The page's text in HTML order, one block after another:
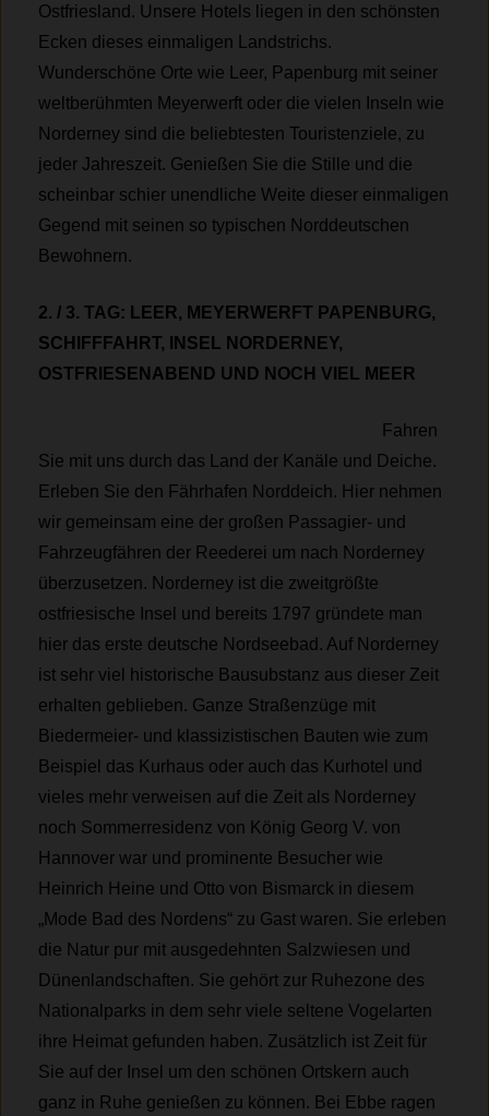
Ostfriesland. Unsere Hotels liegen in den schönsten
Ecken dieses einmaligen Landstrichs.
Wunderschöne Orte wie Leer, Papenburg mit seiner
weltberühmten Meyerwerft oder die vielen Inseln wie
Norderney sind die beliebtesten Touristenziele, zu
jeder Jahreszeit. Genießen Sie die Stille und die
scheinbar schier unendliche Weite dieser einmaligen
Gegend mit seinen so typischen Norddeutschen
Bewohnern.
2. / 3. TAG: LEER, MEYERWERFT PAPENBURG,
SCHIFFFAHRT, INSEL NORDERNEY,
OSTFRIESENABEND UND NOCH VIEL MEER
Fahren
Sie mit uns durch das Land der Kanäle und Deiche.
Erleben Sie den Fährhafen Norddeich. Hier nehmen
wir gemeinsam eine der großen Passagier- und
Fahrzeugfähren der Reederei um nach Norderney
überzusetzen. Norderney ist die zweitgrößte
ostfriesische Insel und bereits 1797 gründete man
hier das erste deutsche Nordseebad. Auf Norderney
ist sehr viel historische Bausubstanz aus dieser Zeit
erhalten geblieben. Ganze Straßenzüge mit
Biedermeier- und klassizistischen Bauten wie zum
Beispiel das Kurhaus oder auch das Kurhotel und
vieles mehr verweisen auf die Zeit als Norderney
noch Sommerresidenz von König Georg V. von
Hannover war und prominente Besucher wie
Heinrich Heine und Otto von Bismarck in diesem
„Mode Bad des Nordens“ zu Gast waren. Sie erleben
die Natur pur mit ausgedehnten Salzwiesen und
Dünenlandschaften. Sie gehört zur Ruhezone des
Nationalparks in dem sehr viele seltene Vogelarten
ihre Heimat gefunden haben. Zusätzlich ist Zeit für
Sie auf der Insel um den schönen Ortskern auch
ganz in Ruhe genießen zu können. Bei Ebbe ragen